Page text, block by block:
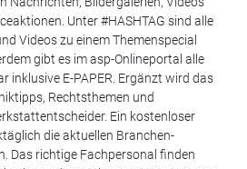
Unter #HASHTAG sind alle
Videos zu einem Themenspecial
gibt es im asp-Onlineportal alle
inklusive E-PAPER. Ergänzt wird das
Rechtsthemen und
Ein kostenloser
die aktuellen Branchen-
Das richtige Fachpersonal finden